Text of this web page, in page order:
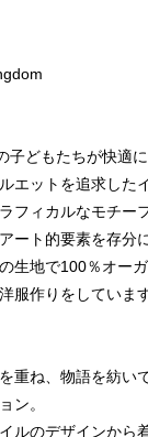
子どもたちが快適
エットを追求した
フィカルなモチー
ート的要素を存分
生地で100％オー
服作りをしています
重ね、物語を紡
ン。
ルのデザインから